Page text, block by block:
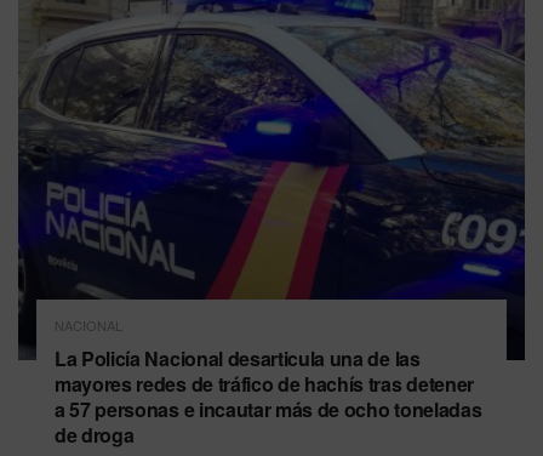
NACIONAL
La Policía Nacional desarticula una de las
mayores redes de tráfico de hachís tras detener
a 57 personas e incautar más de ocho toneladas
de droga